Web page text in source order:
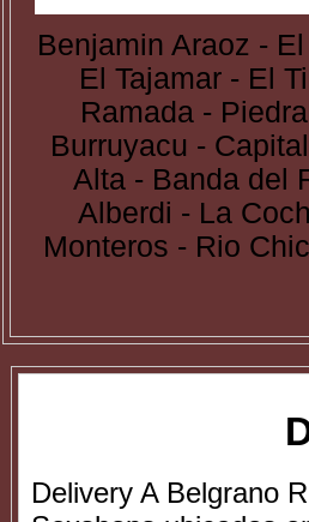
Benjamin Araoz -
El Tajamar - El
Ramada -
Burruyacu -
Alta - Banda del
Alberdi - La
Monteros - Rio
Delivery A Belgrano